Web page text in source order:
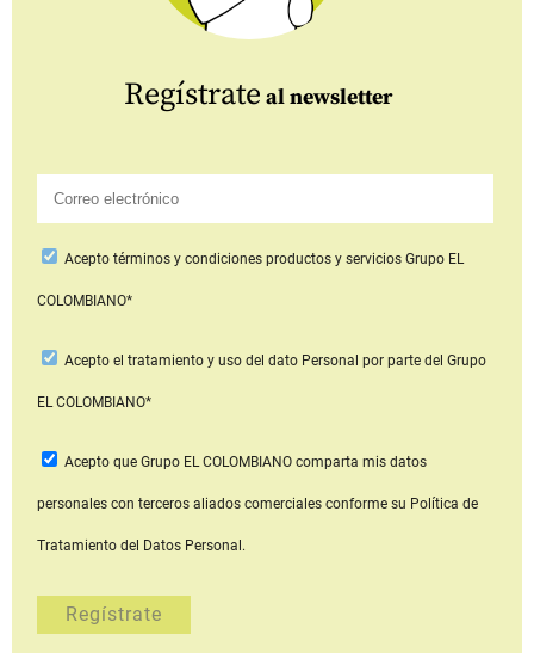
Regístrate al newsletter
Aceptotérminos y condiciones productos y serviciosGrupo EL
COLOMBIANO*
Acepto el tratamiento y uso del dato Personal por parte del Grupo
EL COLOMBIANO*
Acepto que Grupo EL COLOMBIANOcomparta mis datos
personales con terceros aliados comerciales conforme su Política de
Tratamiento del Datos Personal.